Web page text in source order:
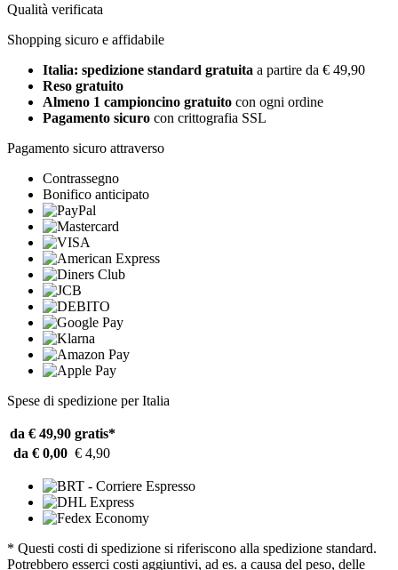
Qualità verificata
Shopping sicuro e affidabile
Italia: spedizione standard gratuita a partire da € 49,90
Reso gratuito
Almeno 1 campioncino gratuito con ogni ordine
Pagamento sicuro con crittografia SSL
Pagamento sicuro attraverso
Contrassegno
Bonifico anticipato
Spese di spedizione per Italia
da € 49,90 gratis*
da € 0,00 € 4,90
* Questi costi di spedizione si riferiscono alla spedizione standard.
Potrebbero esserci costi aggiuntivi, ad es. a causa del peso, delle